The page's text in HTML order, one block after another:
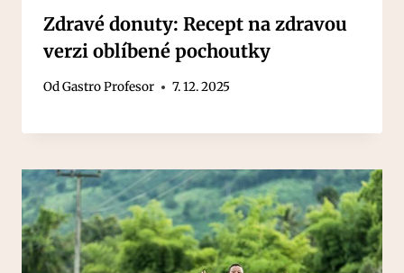
Zdravé donuty: Recept na zdravou
verzi oblíbené pochoutky
OdGastro Profesor 7. 12. 2025